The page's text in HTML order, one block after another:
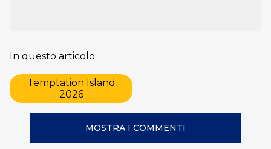
In questo articolo:
Temptation Island
2026
MOSTRA I COMMENTI